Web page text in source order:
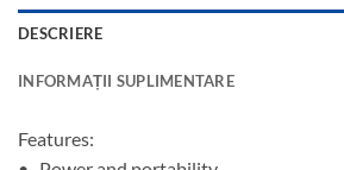
DESCRIERE
INFORMAȚII SUPLIMENTARE
Features: